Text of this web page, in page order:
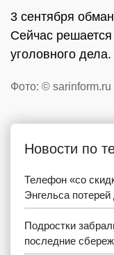
3 сентября
Сейчас
уголовного дела.
Фото: © sarinform.ru
Новости по
Телефон «со
Энгельса потерей
Подростки
последние